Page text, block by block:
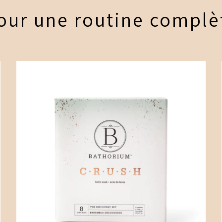
une routine